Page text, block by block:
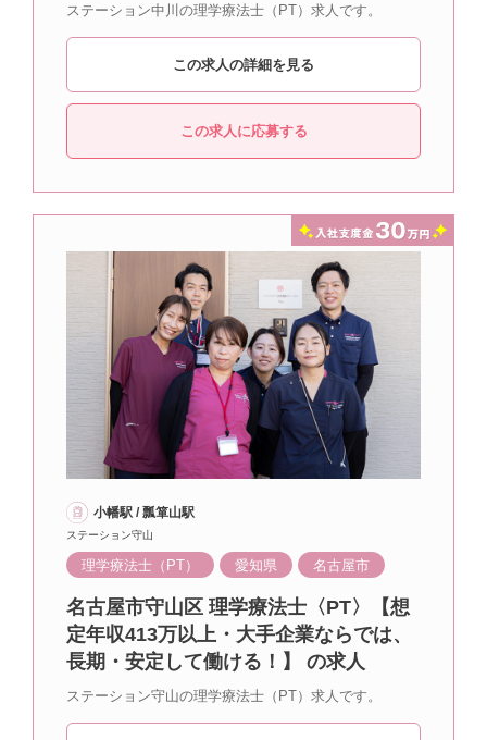
ステーション中川の理学療法士（PT）求人です。
この求人の詳細を見る
この求人に応募する
小幡駅 / 瓢箪山駅
ステーション守山
理学療法士（PT） 愛知県 名古屋市
名古屋市守山区 理学療法士〈PT〉【想
定年収413万以上・大手企業ならでは、
長期・安定して働ける！】 の求人
ステーション守山の理学療法士（PT）求人です。